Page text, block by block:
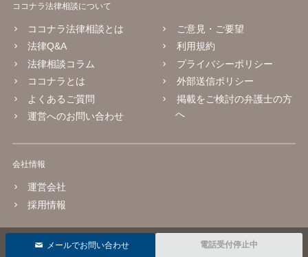
メールでお問い合わせ 電話受付停止中
ココナラ法律相談について
ココナラ法律相談とは
法律Q&A
法律相談コラム
ココナラとは
よくあるご質問
運営へのお問い合わせ
ご意見・ご要望
利用規約
プライバシーポリシー
外部送信ポリシー
掲載をご検討の弁護士の方
へ
会社情報
運営会社
採用情報